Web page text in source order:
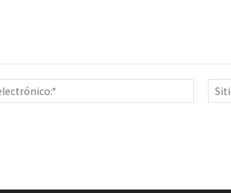
Correo